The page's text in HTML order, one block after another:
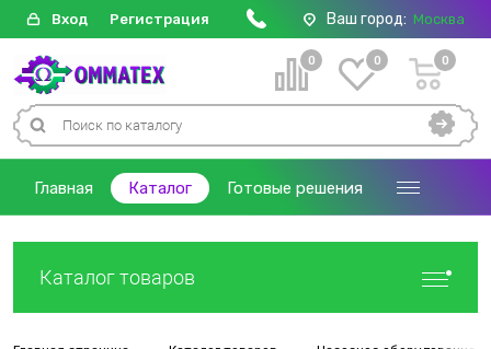
Вход Регистрация Ваш город: Москва
0 0 0
Главная Каталог Готовые решения
Каталог товаров